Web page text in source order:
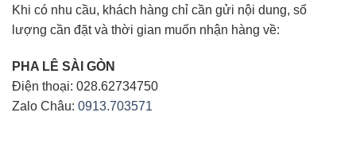
Khi có nhu cầu, khách hàng chỉ cần gửi nội dung, số
lượng cần đặt và thời gian muốn nhận hàng về:
PHA LÊ SÀI GÒN
Điện thoại: 028.62734750
Zalo Châu: 0913.703571